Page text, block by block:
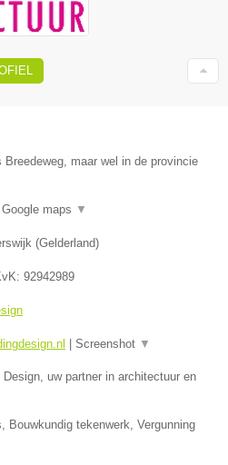
maar wel in de provincie
Google maps ▼
(Gelderland)
92942989
| Screenshot ▼
uw partner in architectuur en
Bouwkundig tekenwerk, Vergunning